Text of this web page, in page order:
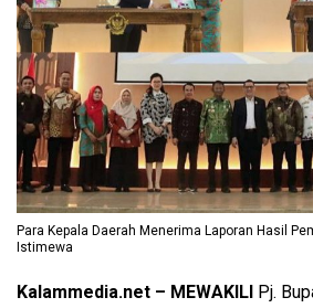
Para Kepala Daerah Menerima Laporan Hasil
Istimewa
Kalammedia.net – MEWAKILI Pj.